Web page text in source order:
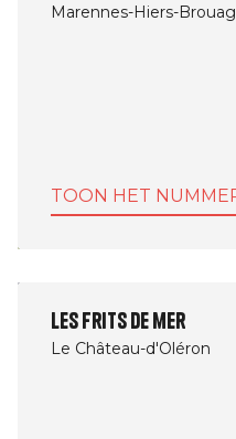
Marennes-Hiers-
TOON HET
Les frits de mer
Le Château-d'Oléron